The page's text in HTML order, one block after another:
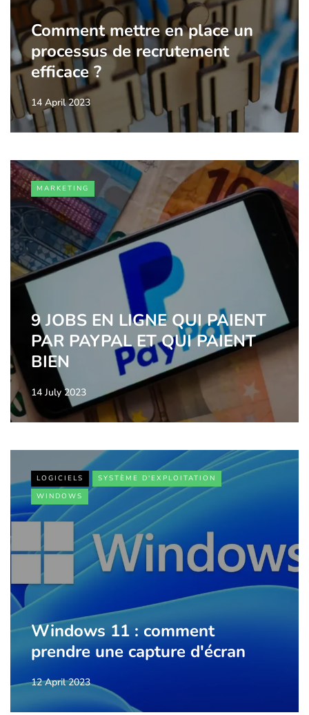
Comment mettre en place un
processus de recrutement
efficace ?
14 April 2023
MARKETING
9 JOBS EN LIGNE QUI PAIENT
PAR PAYPAL ET QUI PAIENT
BIEN
14 July 2023
LOGICIELS
SYSTÈME D'EXPLOITATION
WINDOWS
Windows 11 : comment
prendre une capture d'écran
12 April 2023